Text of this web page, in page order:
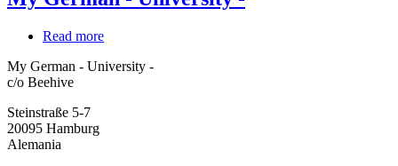
Read more
German
My German - University -
c/o Beehive
Steinstraße 5-7
20095 Hamburg
Alemania